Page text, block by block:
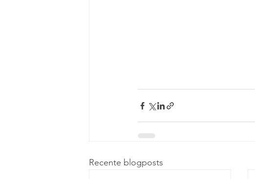
Recente blogposts